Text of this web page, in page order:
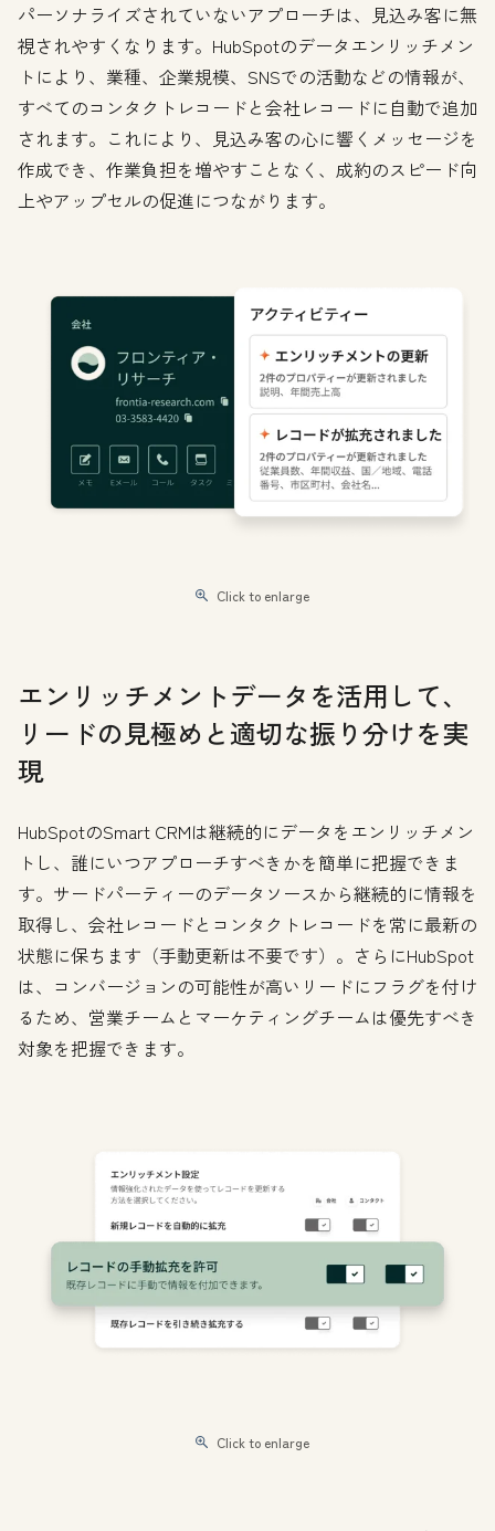
パーソナライズされていないアプローチは、見込み客に無
視されやすくなります。HubSpotのデータエンリッチメン
トにより、業種、企業規模、SNSでの活動などの情報が、
すべてのコンタクトレコードと会社レコードに自動で追加
されます。これにより、見込み客の心に響くメッセージを
作成でき、作業負担を増やすことなく、成約のスピード向
上やアップセルの促進につながります。
Click to enlarge
エンリッチメントデータを活用して、
リードの見極めと適切な振り分けを実
現
HubSpotのSmart CRMは継続的にデータをエンリッチメン
トし、誰にいつアプローチすべきかを簡単に把握できま
す。サードパーティーのデータソースから継続的に情報を
取得し、会社レコードとコンタクトレコードを常に最新の
状態に保ちます（手動更新は不要です）。さらにHubSpot
は、コンバージョンの可能性が高いリードにフラグを付け
るため、営業チームとマーケティングチームは優先すべき
対象を把握できます。
Click to enlarge